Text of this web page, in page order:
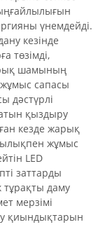
ыңғайлылығын
үнемдейді.
кезінде
төзімді,
шамының
сапасы
дәстүрлі
қыздыру
кезде жарық
жұмыс
LED
заттарды
тұрақты даму
мерзімі
қиындықтарын